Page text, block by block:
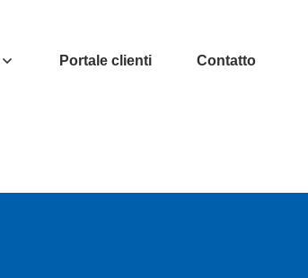
Portale clienti Contatto